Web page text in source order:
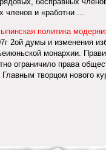
членов и «работни ...
политика
2ой думы и изменения
монархии.
ограничило права
творцом нового